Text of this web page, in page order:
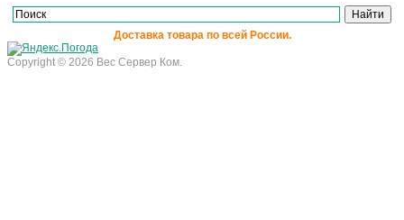
Доставка товара по всей России.
Copyright © 2026 Вес Сервер Ком.